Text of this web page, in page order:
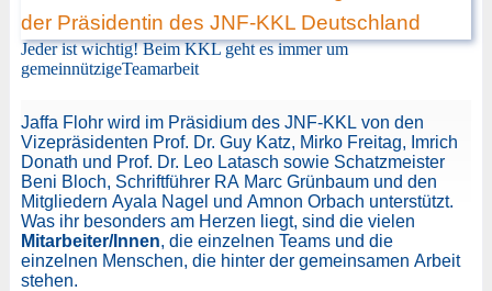
Jeder ist wichtig! Beim KKL geht es immer um
gemeinnützigeTeamarbeit
Jaffa Flohr wird im Präsidium des JNF-KKL von den
Vizepräsidenten Prof. Dr. Guy Katz, Mirko Freitag, Imrich
Donath und Prof. Dr. Leo Latasch sowie Schatzmeister
Beni Bloch, Schriftführer RA Marc Grünbaum und den
Mitgliedern Ayala Nagel und Amnon Orbach unterstützt.
Was ihr besonders am Herzen liegt, sind die vielen
Mitarbeiter/Innen, die einzelnen Teams und die
einzelnen Menschen, die hinter der gemeinsamen Arbeit
stehen.